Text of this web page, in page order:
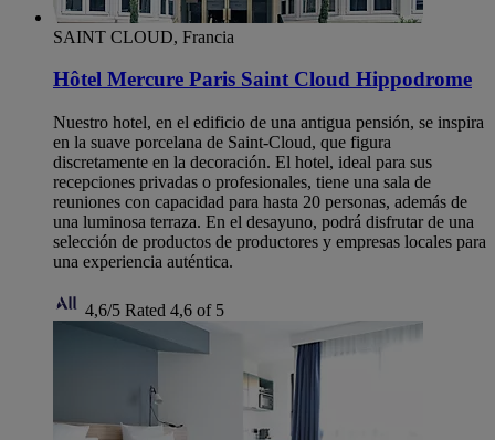
SAINT CLOUD, Francia
Hôtel Mercure Paris Saint Cloud Hippodrome
Nuestro hotel, en el edificio de una antigua pensión, se inspira
en la suave porcelana de Saint-Cloud, que figura
discretamente en la decoración. El hotel, ideal para sus
recepciones privadas o profesionales, tiene una sala de
reuniones con capacidad para hasta 20 personas, además de
una luminosa terraza. En el desayuno, podrá disfrutar de una
selección de productos de productores y empresas locales para
una experiencia auténtica.
4,6/5 Rated 4,6 of 5